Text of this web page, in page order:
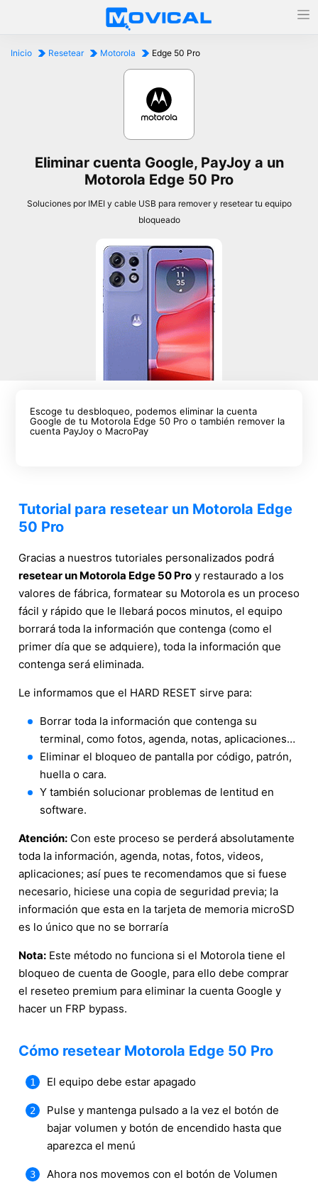
Inicio Resetear Motorola Edge 50 Pro
Eliminar cuenta Google, PayJoy a un
Motorola Edge 50 Pro
Soluciones por IMEI y cable USB para remover y resetear tu equipo
bloqueado
Escoge tu desbloqueo, podemos eliminar la cuenta
Google de tu Motorola Edge 50 Pro o también remover la
cuenta PayJoy o MacroPay
Tutorial para resetear un Motorola Edge
50 Pro
Gracias a nuestros tutoriales personalizados podrá
resetear un Motorola Edge 50 Pro y restaurado a los
valores de fábrica, formatear su Motorola es un proceso
fácil y rápido que le llebará pocos minutos, el equipo
borrará toda la información que contenga (como el
primer día que se adquiere), toda la información que
contenga será eliminada.
Le informamos que el HARD RESET sirve para:
Borrar toda la información que contenga su
terminal, como fotos, agenda, notas, aplicaciones…
Eliminar el bloqueo de pantalla por código, patrón,
huella o cara.
Y también solucionar problemas de lentitud en
software.
Atención: Con este proceso se perderá absolutamente
toda la información, agenda, notas, fotos, videos,
aplicaciones; así pues te recomendamos que si fuese
necesario, hiciese una copia de seguridad previa; la
información que esta en la tarjeta de memoria microSD
es lo único que no se borraría
Nota: Este método no funciona si el Motorola tiene el
bloqueo de cuenta de Google, para ello debe comprar
el reseteo premium para eliminar la cuenta Google y
hacer un FRP bypass.
Cómo resetear Motorola Edge 50 Pro
El equipo debe estar apagado
Pulse y mantenga pulsado a la vez el botón de
bajar volumen y botón de encendido hasta que
aparezca el menú
Ahora nos movemos con el botón de Volumen